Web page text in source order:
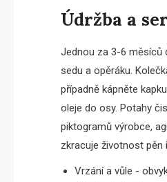
Údržba a
Jednou za 3-6 měsíců
sedu a opěráku.
případně kápněte
oleje do osy. Potahy
piktogramů výrobce,
zkracuje životnost pěn
Vrzání a vůle -